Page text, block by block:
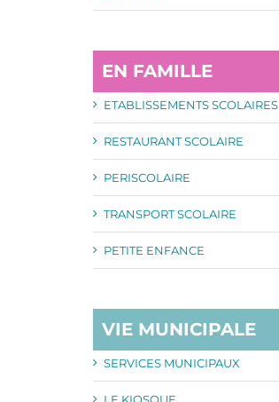
EN FAMILLE
ETABLISSEMENTS SCOLAIRES
RESTAURANT SCOLAIRE
PERISCOLAIRE
TRANSPORT SCOLAIRE
PETITE ENFANCE
VIE MUNICIPALE
SERVICES MUNICIPAUX
LE KIOSQUE